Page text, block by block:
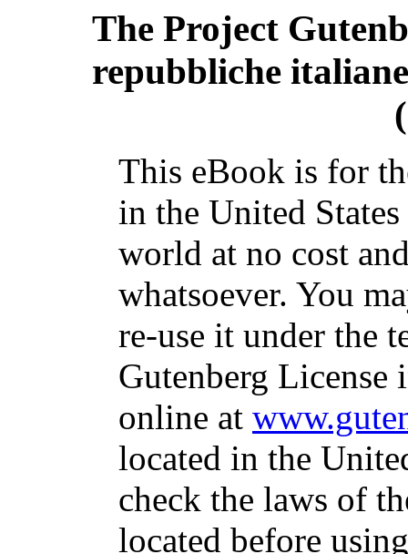
The Project
repubbliche
This eBook is for
in the United
world at no cost
whatsoever. You
re-use it under the
Gutenberg
online at
located in the
check the laws of
located before